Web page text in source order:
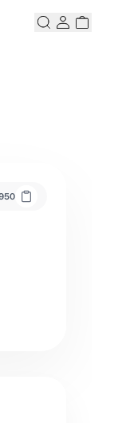
PretražiKorisnicki